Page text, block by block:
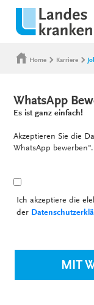
Home Karriere
WhatsApp
Es ist ganz einfach!
Akzeptieren Sie die
WhatsApp
Ich akzeptiere die
der
MIT